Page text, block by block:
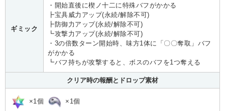
ギミック
・開始直後に楔ノ十二に特殊バフがかかる
┣宝具威力アップ(永続/解除不可)
┣防御力アップ(永続/解除不可)
┗攻撃力アップ(永続/解除不可)
・3の倍数ターン開始時、味方1体に「〇〇奪取」バフ
がかかる
┗バフ持ちが攻撃すると、ボスのバフを1つ奪える
クリア時の報酬とドロップ素材
×1個 ×1個